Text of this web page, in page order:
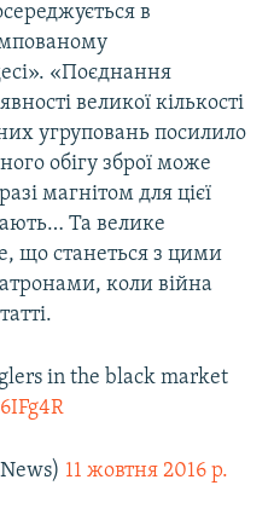
в
«Поєднання
великої кількості
угруповань посилило
обігу зброї може
магнітом для цієї
Та велике
що станеться з цими
коли війна
in the black market
11 жовтня 2016 р.